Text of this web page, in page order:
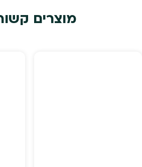
מוצרים